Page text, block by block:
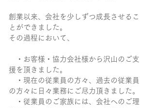
創業以来、会社を少しずつ成長させるこ
とができました。
その過程において、
・お客様・協力会社様から沢山のご支
援を頂きました。
・現在の従業員の方々、過去の従業員
の方々に日々業務にご尽力頂きました。
・従業員のご家族には、会社へのご理